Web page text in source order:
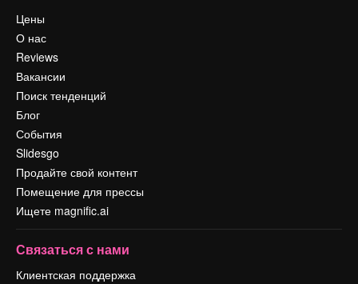
Цены
О нас
Reviews
Вакансии
Поиск тенденций
Блог
События
Slidesgo
Продайте свой контент
Помещение для прессы
Ищете magnific.ai
Связаться с нами
Клиентская поддержка